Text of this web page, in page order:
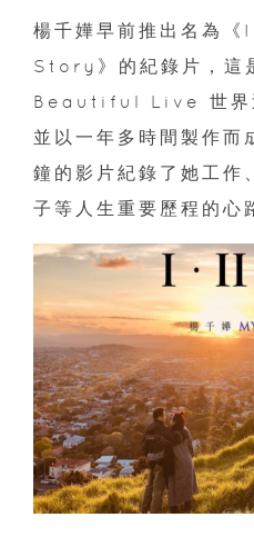
楊千嬅早前推出名為
Story》的紀錄片，這
Beautiful Live 世界
並以一年多時間製作而
鐘的影片紀錄了她工作
子等人生重要歷程的心